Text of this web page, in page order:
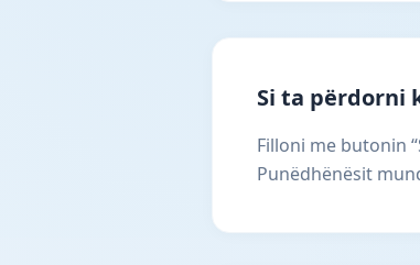
Si ta përdorni
Filloni me butonin
Punëdhënësit